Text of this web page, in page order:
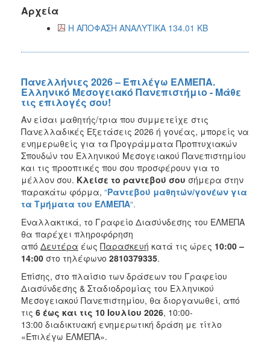
Αρχεία
Η ΑΠΟΦΑΣΗ ΑΝΑΛΥΤΙΚΑ 134.01 KB
Πανελλήνιες 2026 – Επιλέγω ΕΛΜΕΠΑ.
Ελληνικό Μεσογειακό Πανεπιστήμιο - Μάθε
τις επιλογές σου!
Αν είσαι μαθητής/τρια που συμμετείχε στις
Πανελλαδικές Εξετάσεις 2026 ή γονέας, μπορείς να
ενημερωθείς για τα Προγράμματα Προπτυχιακών
Σπουδών του Ελληνικού Μεσογειακού Πανεπιστημίου
και τις προοπτικές που σου προσφέρουν για το
μέλλον σου. Κλείσε το ραντεβού σου σήμερα στην
παρακάτω φόρμα, “Ραντεβού μαθητών/γονέων για
τα Τμήματα του ΕΛΜΕΠΑ“.
Εναλλακτικά, το Γραφείο Διασύνδεσης του ΕΛΜΕΠΑ
θα παρέχει πληροφόρηση
από Δευτέρα έως Παρασκευή κατά τις ώρες 10:00 –
14:00 στο τηλέφωνο 2810379335.
Επίσης, στο πλαίσιο των δράσεων του Γραφείου
Διασύνδεσης & Σταδιοδρομίας του Ελληνικού
Μεσογειακού Πανεπιστημίου, θα διοργανωθεί, από
τις 6 έως και τις 10 Ιουλίου 2026, 10:00-
13:00 διαδικτυακή ενημερωτική δράση με τίτλο
«Επιλέγω ΕΛΜΕΠΑ».